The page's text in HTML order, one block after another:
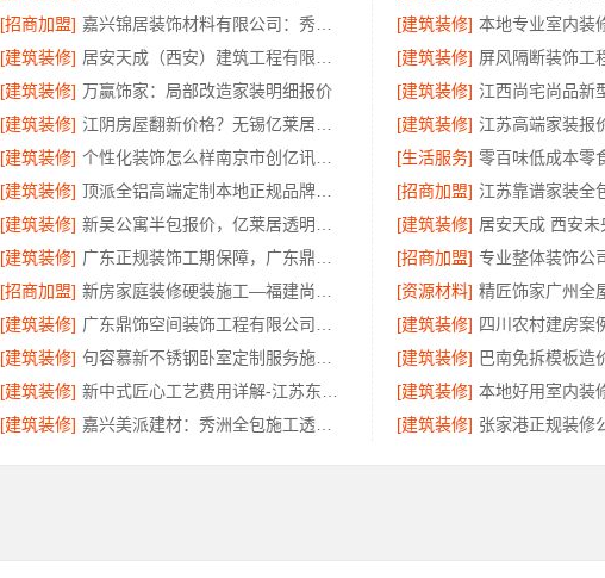
[招商加盟]
[建筑装修]
[建筑装修]
[建筑装修]
[建筑装修] 万赢饰家：局部改造家装明细报价 [建筑装修]
[建筑装修]
[建筑装修]
[建筑装修]
[生活服务]
[建筑装修]
[招商加盟]
[建筑装修]
[建筑装修]
[建筑装修]
[招商加盟]
[招商加盟]
[资源材料]
[建筑装修]
[建筑装修]
[建筑装修]
[建筑装修]
[建筑装修]
[建筑装修]
[建筑装修]
[建筑装修]